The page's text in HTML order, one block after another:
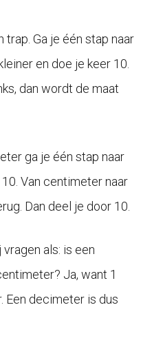
Ga je één stap naar
en doe je keer 10.
dan wordt de maat
ga je één stap naar
Van centimeter naar
Dan deel je door 10.
als: is een
Ja, want 1
Een decimeter is dus